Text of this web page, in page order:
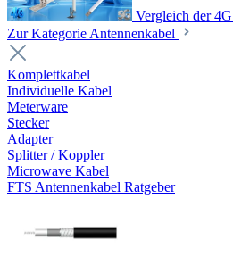
Vergleich der
Zur Kategorie Antennenkabel
Komplettkabel
Individuelle Kabel
Meterware
Stecker
Adapter
Splitter / Koppler
Microwave Kabel
FTS Antennenkabel Ratgeber